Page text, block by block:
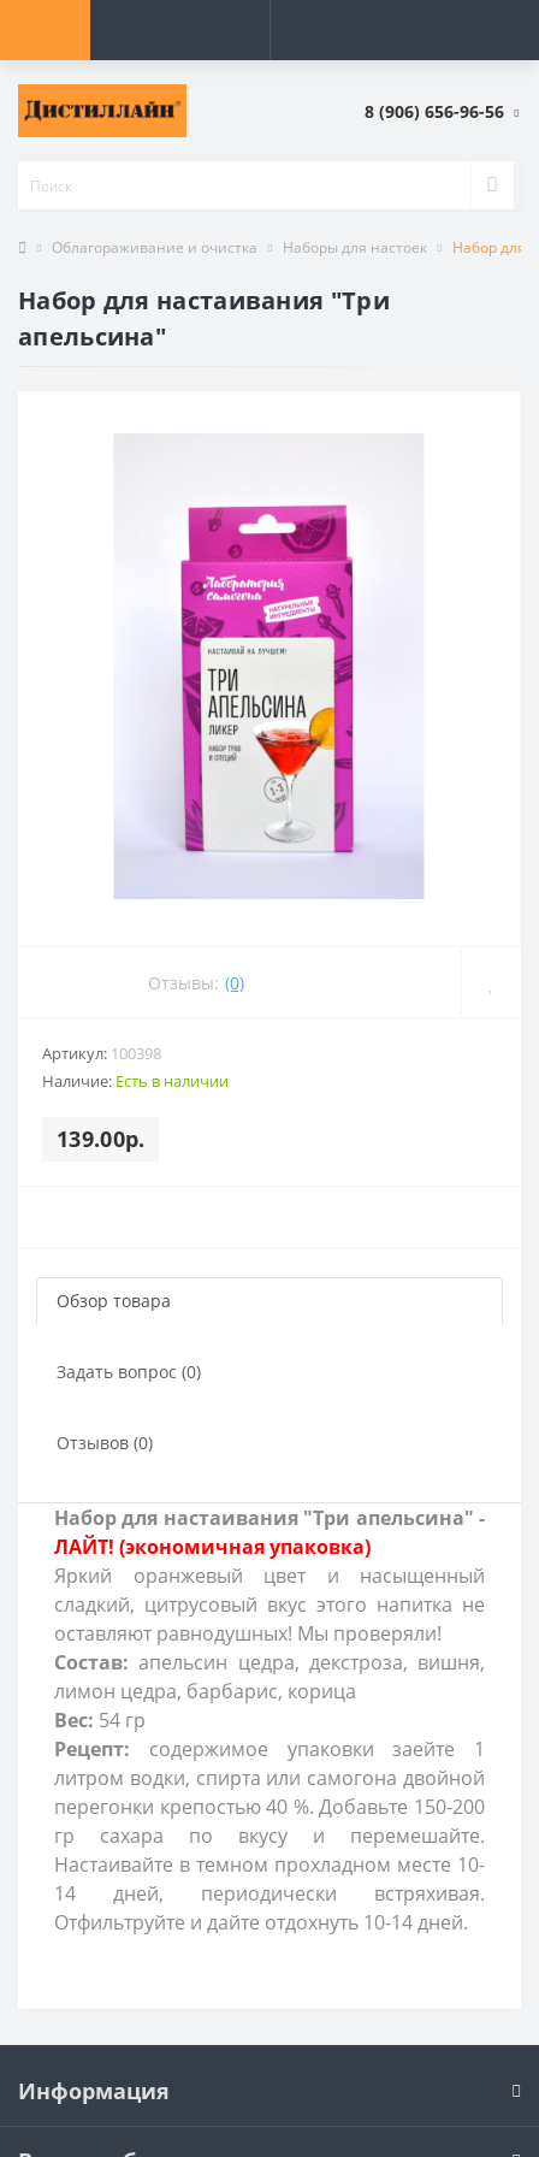
8 (906) 656-96-56
Облагораживание и очистка Наборы для настоек Набор для
Набор для настаивания "Три
апельсина"
Отзывы: (0)
Артикул: 100398
Наличие: Есть в наличии
139.00р.
Обзор товара
Задать вопрос (0)
Отзывов (0)
Набор для настаивания "Три апельсина" -
ЛАЙТ! (экономичная упаковка)
Яркий оранжевый цвет и насыщенный
сладкий, цитрусовый вкус этого напитка не
оставляют равнодушных! Мы проверяли!
Состав: апельсин цедра, декстроза, вишня,
лимон цедра, барбарис, корица
Вес: 54 гр
Рецепт: содержимое упаковки заейте 1
литром водки, спирта или самогона двойной
перегонки крепостью 40 %. Добавьте 150-200
гр сахара по вкусу и перемешайте.
Настаивайте в темном прохладном месте 10-
14 дней, периодически встряхивая.
Отфильтруйте и дайте отдохнуть 10-14 дней.
Информация